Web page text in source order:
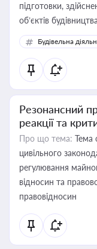
підготовки,
об’єктів будівництва
Будівельна
Резонансний
реакції та
Про що тема: Тема
цивільного
регулювання
відносин та
правовідносин